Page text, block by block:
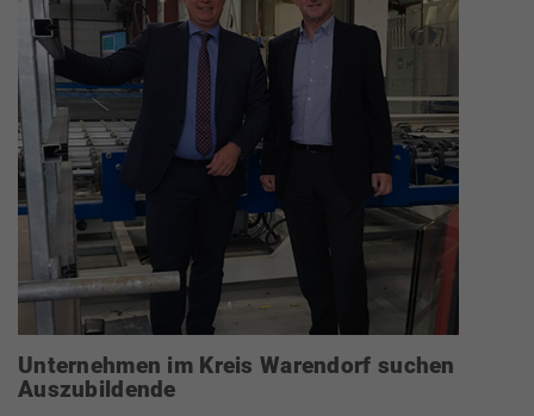
Unternehmen im Kreis Warendorf suchen
Auszubildende